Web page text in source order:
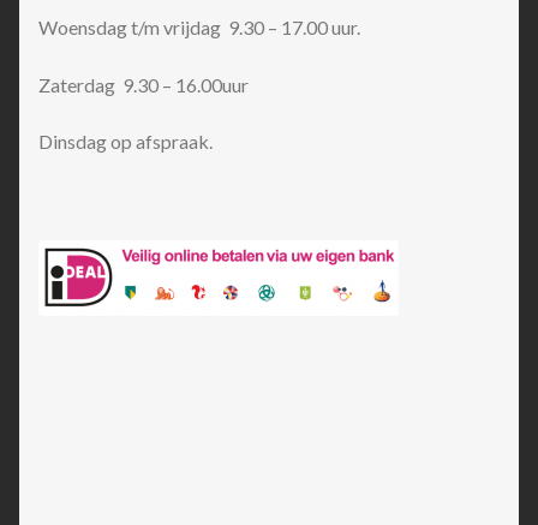
Woensdag t/m vrijdag 9.30 – 17.00 uur.
Zaterdag 9.30 – 16.00uur
Dinsdag op afspraak.